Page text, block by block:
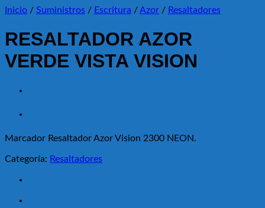
Inicio / Suministros / Escritura /Azor / Resaltadores
RESALTADOR AZOR
VERDE VISTA VISION
Marcador Resaltador Azor Vision 2300 NEON.
Categoría: Resaltadores